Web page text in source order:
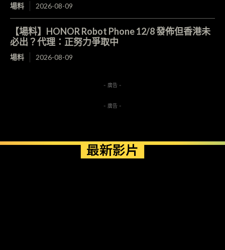
場料 2026-08-09
【場料】HONOR Robot Phone 12/8 發佈但香港未
必出？代理：正努力爭取中
場料 2026-08-09
- 廣告 -
- 廣告 -
最新影片